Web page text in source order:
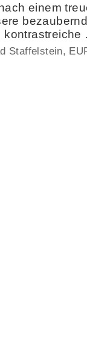
einem
kontrastreiche
Staffelstein